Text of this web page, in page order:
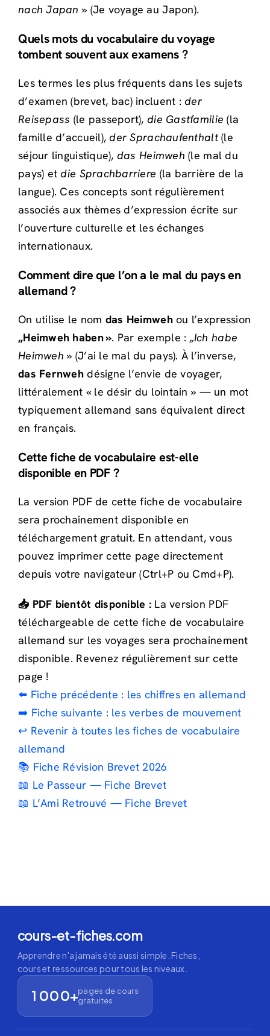
nach Japan » (Je voyage au Japon).
Quels mots du vocabulaire du voyage
tombent souvent aux examens ?
Les termes les plus fréquents dans les sujets
d’examen (brevet, bac) incluent :der
Reisepass (le passeport),die Gastfamilie (la
famille d’accueil),der Sprachaufenthalt(le
séjour linguistique), das Heimweh (le mal du
pays) etdie Sprachbarriere (la barrière de la
langue). Ces concepts sont régulièrement
associés aux thèmes d’expression écrite sur
l’ouverture culturelle et les échanges
internationaux.
Comment dire que l’on a le mal du pays en
allemand ?
On utilise le nom das Heimwehou l’expression
„Heimweh haben ». Par exemple : „Ich habe
Heimweh » (J’ai le mal du pays). À l’inverse,
das Fernwehdésigne l’envie de voyager,
littéralement « le désir du lointain » — un mot
typiquement allemand sans équivalent direct
en français.
Cette fiche de vocabulaire est-elle
disponible en PDF ?
La version PDF de cette fiche de vocabulaire
sera prochainement disponible en
téléchargement gratuit. En attendant, vous
pouvez imprimer cette page directement
depuis votre navigateur (Ctrl+P ou Cmd+P).
📥 PDF bientôt disponible : La version PDF
téléchargeable de cette fiche de vocabulaire
allemand sur les voyages sera prochainement
disponible. Revenez régulièrement sur cette
page !
⬅️ Fiche précédente : les chiffres en allemand
➡️ Fiche suivante : les verbes de mouvement
↩️ Revenir à toutes les fiches de vocabulaire
allemand
📚 Fiche Révision Brevet 2026
📖 Le Passeur — Fiche Brevet
📖 L’Ami Retrouvé — Fiche Brevet
cours-et-fiches.com
Apprendre n'a jamais été aussi simple. Fiches,
cours et ressources pour tous les niveaux.
1 000+pages de cours
gratuites